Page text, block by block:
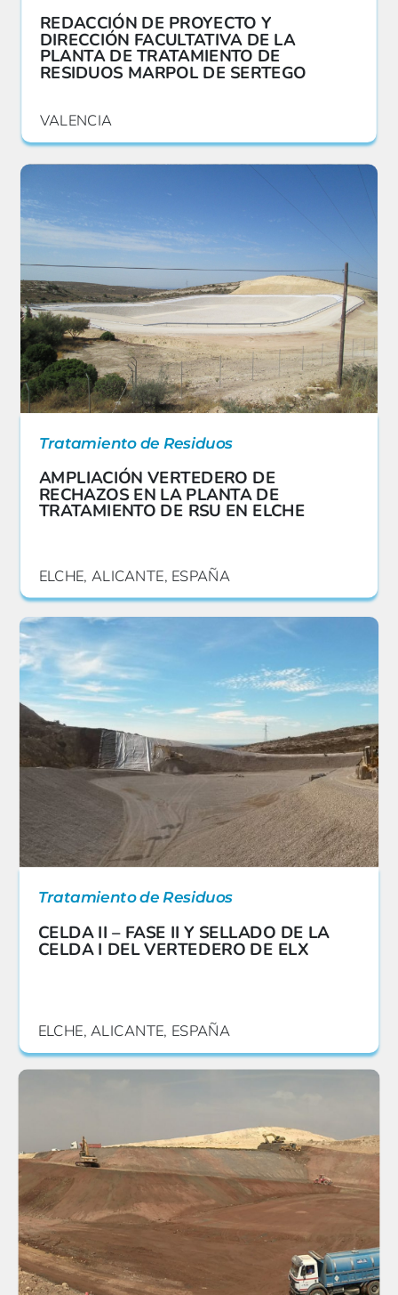
REDACCIÓN DE PROYECTO Y
DIRECCIÓN FACULTATIVA DE LA
PLANTA DE TRATAMIENTO DE
RESIDUOS MARPOL DE SERTEGO
VALENCIA
Tratamiento de Residuos
AMPLIACIÓN VERTEDERO DE
RECHAZOS EN LA PLANTA DE
TRATAMIENTO DE RSU EN ELCHE
ELCHE, ALICANTE, ESPAÑA
Tratamiento de Residuos
CELDA II – FASE II Y SELLADO DE LA
CELDA I DEL VERTEDERO DE ELX
ELCHE, ALICANTE, ESPAÑA